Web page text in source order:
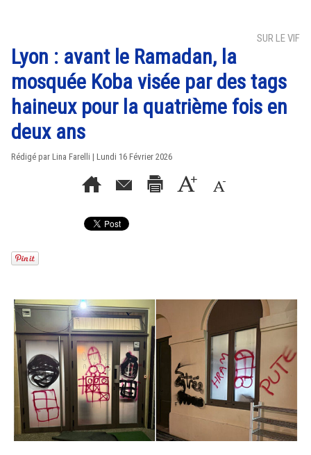
SUR LE VIF
Lyon : avant le Ramadan, la
mosquée Koba visée par des tags
haineux pour la quatrième fois en
deux ans
Rédigé par Lina Farelli | Lundi 16 Février 2026